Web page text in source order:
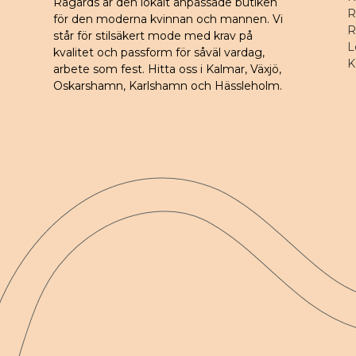
för den moderna kvinnan och mannen. Vi
står för stilsäkert mode med krav på
kvalitet och passform för såväl vardag,
arbete som fest. Hitta oss i Kalmar, Växjö,
Oskarshamn, Karlshamn och Hässleholm.